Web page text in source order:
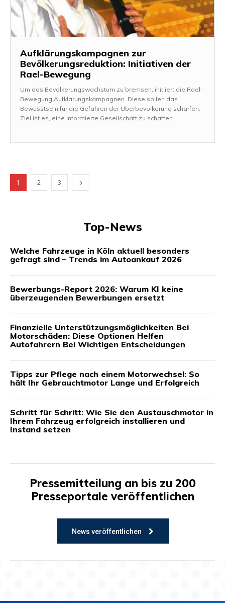
Aufklärungskampagnen zur
Bevölkerungsreduktion: Initiativen der
Rael-Bewegung
Um das Bevölkerungswachstum zu bremsen, initiiert die Rael-
Bewegung Aufklärungskampagnen. Diese sollen das
Bewusstsein für die Gefahren der Überbevölkerung schärfen.
Ziel ist es, eine informierte Gesellschaft zu schaffen.
1 2 3
Top-News
Welche Fahrzeuge in Köln aktuell besonders
gefragt sind – Trends im Autoankauf 2026
Bewerbungs-Report 2026: Warum KI keine
überzeugenden Bewerbungen ersetzt
Finanzielle Unterstützungsmöglichkeiten Bei
Motorschäden: Diese Optionen Helfen
Autofahrern Bei Wichtigen Entscheidungen
Tipps zur Pflege nach einem Motorwechsel: So
hält Ihr Gebrauchtmotor Lange und Erfolgreich
Schritt für Schritt: Wie Sie den Austauschmotor in
Ihrem Fahrzeug erfolgreich installieren und
Instand setzen
Pressemitteilung an bis zu 200
Presseportale veröffentlichen
News veröffentlichen